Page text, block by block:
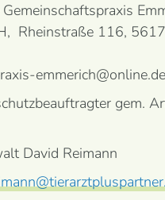
Rheinstraße 116,
emmerich@online.de
gem.
David Reimann